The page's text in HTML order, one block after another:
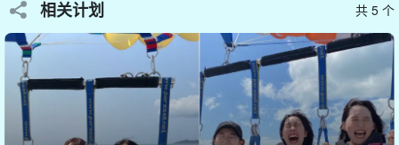
滑翔伞就是。可选择高度。
首次中点 中点难以到达高处。 也可以安全地参与！
因为不同海拔高度的景色差别很大。
您可以欣赏到石垣岛独特而壮
观的美景。
相关计划 共 5 个